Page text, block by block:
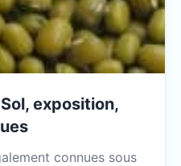
exposition,
connues sous